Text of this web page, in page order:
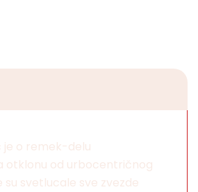
je o remek-delu
otklonu od urbocentričnog
svetlucale sve zvezde